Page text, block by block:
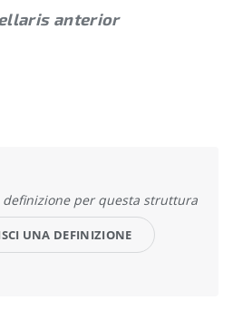
anterior
definizione per questa struttura
UNA DEFINIZIONE